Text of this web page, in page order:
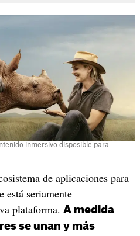
inmersivo disposible para
de aplicaciones para
seriamente
plataforma. A medida
se unan y más